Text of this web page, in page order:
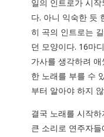
일의 인트로가 시
다. 아니 익숙한 듯
히 곡의 인트로는
던 모양이다. 16마
가사를 생각하려
한 노래를 부를 수
부터 알아야 하지
결국 노래를 시작
큰 소리로 연주자